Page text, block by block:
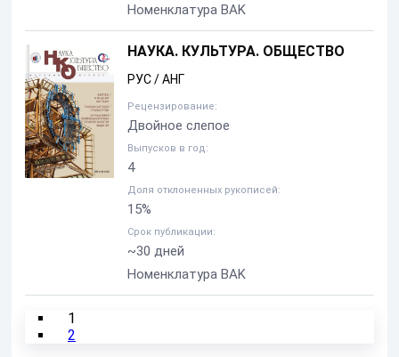
Номенклатура BAK
НАУКА. КУЛЬТУРА. ОБЩЕСТВО
РУС / АНГ
Рецензирование:
Двойное слепое
Выпусков в год:
4
Доля отклоненных рукописей:
15%
Срок публикации:
~30 дней
Номенклатура BAK
1
2